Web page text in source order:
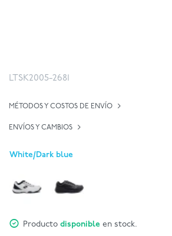
LTSK2005-2681
MÉTODOS Y COSTOS DE ENVÍO
ENVÍOS Y CAMBIOS
White/Dark blue
Producto disponible en stock.